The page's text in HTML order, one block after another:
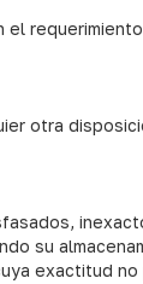
el
otra
su
exactitud